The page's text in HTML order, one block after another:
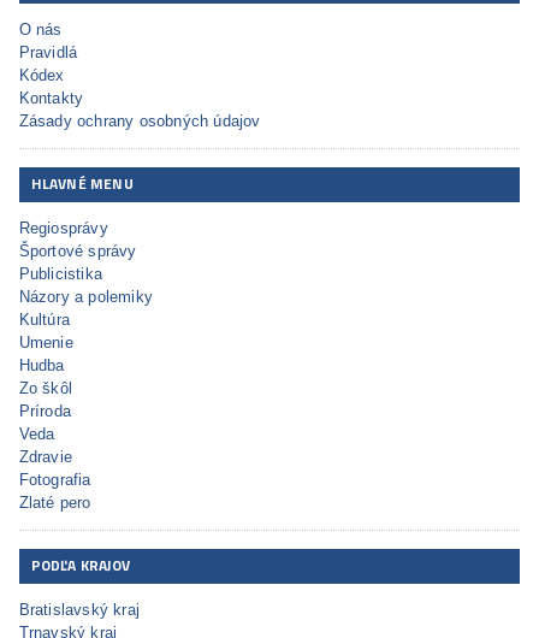
O nás
Pravidlá
Kódex
Kontakty
Zásady ochrany osobných údajov
HLAVNÉ MENU
Regiosprávy
Športové správy
Publicistika
Názory a polemiky
Kultúra
Umenie
Hudba
Zo škôl
Príroda
Veda
Zdravie
Fotografia
Zlaté pero
PODĽA KRAJOV
Bratislavský kraj
Trnavský kraj